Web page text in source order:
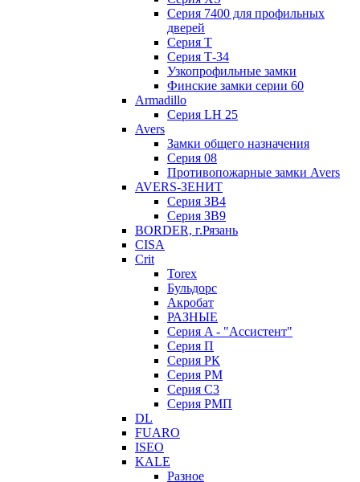
Серия 7400 для профильных
дверей
Серия Т
Серия Т-34
Узкопрофильные замки
Финские замки серии 60
Armadillo
Серия LH 25
Avers
Замки общего назначения
Серия 08
Противопожарные замки Avers
AVERS-ЗЕНИТ
Серия ЗВ4
Серия ЗВ9
BORDER, г.Рязань
CISA
Crit
Torex
Бульдорс
Акробат
РАЗНЫЕ
Серия A - "Ассистент"
Серия П
Серия РК
Серия РМ
Серия С3
Серия РМП
DL
FUARO
ISEO
KALE
Разное